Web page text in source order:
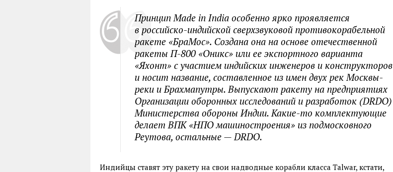
Принцип Made in India особенно ярко проявляется
в российско-индийской сверхзвуковой противокорабельной
ракете «БраМос». Создана она на основе отечественной
ракеты П-800 «Оникс» или ее экспортного варианта
«Яхонт» с участием индийских инженеров и конструкторов
и носит название, составленное из имен двух рек Москвы-
реки и Брахмапутры. Выпускают ракету на предприятиях
Организации оборонных исследований и разработок (DRDO)
Министерства обороны Индии. Какие-то комплектующие
делает ВПК «НПО машиностроения» из подмосковного
Реутова, остальные — DRDO.
Индийцы ставят эту ракету на свои надводные корабли класса Talwar, кстати,